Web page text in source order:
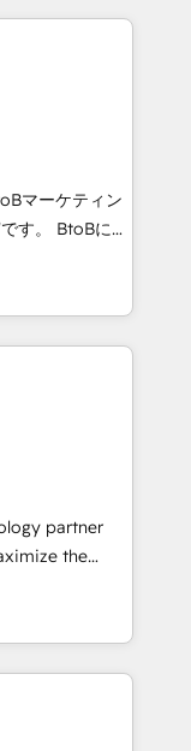
HubSpot
contact-us)
て終わり」では
、
種CMSを活用
制作経験をもと
ま
計・デザイン、
目標の確認 -要
、プロジェクト
）、ウェブ
設計、ビジュ
サイクルステ
ラインの定
マーケティン
に特
イン施策か
オフライン施策
門家集団”によ
・企画などのコ
までデジタル
スを提供してい
(Google/FB
ンサイドセー
partner
the
fastest-
&
experience